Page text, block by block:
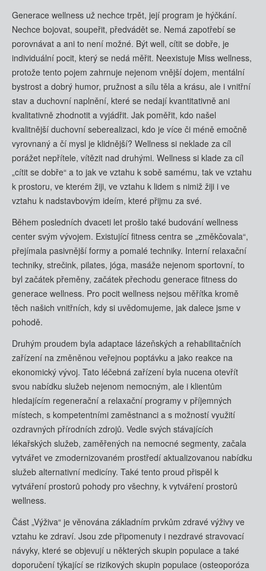
Generace wellness už nechce trpět, její program je hýčkání.
Nechce bojovat, soupeřit, předvádět se. Nemá zapotřebí se
porovnávat a ani to není možné. Být well, cítit se dobře, je
individuální pocit, který se nedá měřit. Neexistuje Miss wellness,
protože tento pojem zahrnuje nejenom vnější dojem, mentální
bystrost a dobrý humor, pružnost a sílu těla a krásu, ale i vnitřní
stav a duchovní naplnění, které se nedají kvantitativně ani
kvalitativně zhodnotit a vyjádřit. Jak poměřit, kdo našel
kvalitnější duchovní seberealizaci, kdo je více či méně emočně
vyrovnaný a čí mysl je klidnější? Wellness si neklade za cíl
porážet nepřítele, vítězit nad druhými. Wellness si klade za cíl
„cítit se dobře“ a to jak ve vztahu k sobě samému, tak ve vztahu
k prostoru, ve kterém žiji, ve vztahu k lidem s nimiž žiji i ve
vztahu k nadstavbovým ideím, které přijmu za své.
Během posledních dvaceti let prošlo také budování wellness
center svým vývojem. Existující fitness centra se „změkčovala“,
přejímala pasivnější formy a pomalé techniky. Interní relaxační
techniky, strečink, pilates, jóga, masáže nejenom sportovní, to
byl začátek přeměny, začátek přechodu generace fitness do
generace wellness. Pro pocit wellness nejsou měřítka kromě
těch našich vnitřních, kdy si uvědomujeme, jak dalece jsme v
pohodě.
Druhým proudem byla adaptace lázeňských a rehabilitačních
zařízení na změněnou veřejnou poptávku a jako reakce na
ekonomický vývoj. Tato léčebná zařízení byla nucena otevřít
svou nabídku služeb nejenom nemocným, ale i klientům
hledajícím regenerační a relaxační programy v příjemných
místech, s kompetentními zaměstnanci a s možností využití
ozdravných přírodních zdrojů. Vedle svých stávajících
lékařských služeb, zaměřených na nemocné segmenty, začala
vytvářet ve zmodernizovaném prostředí aktualizovanou nabídku
služeb alternativní medicíny. Také tento proud přispěl k
vytváření prostorů pohody pro všechny, k vytváření prostorů
wellness.
Část „Výživa“ je věnována základním prvkům zdravé výživy ve
vztahu ke zdraví. Jsou zde připomenuty i nezdravé stravovací
návyky, které se objevují u některých skupin populace a také
doporučení týkající se rizikových skupin populace (osteoporóza